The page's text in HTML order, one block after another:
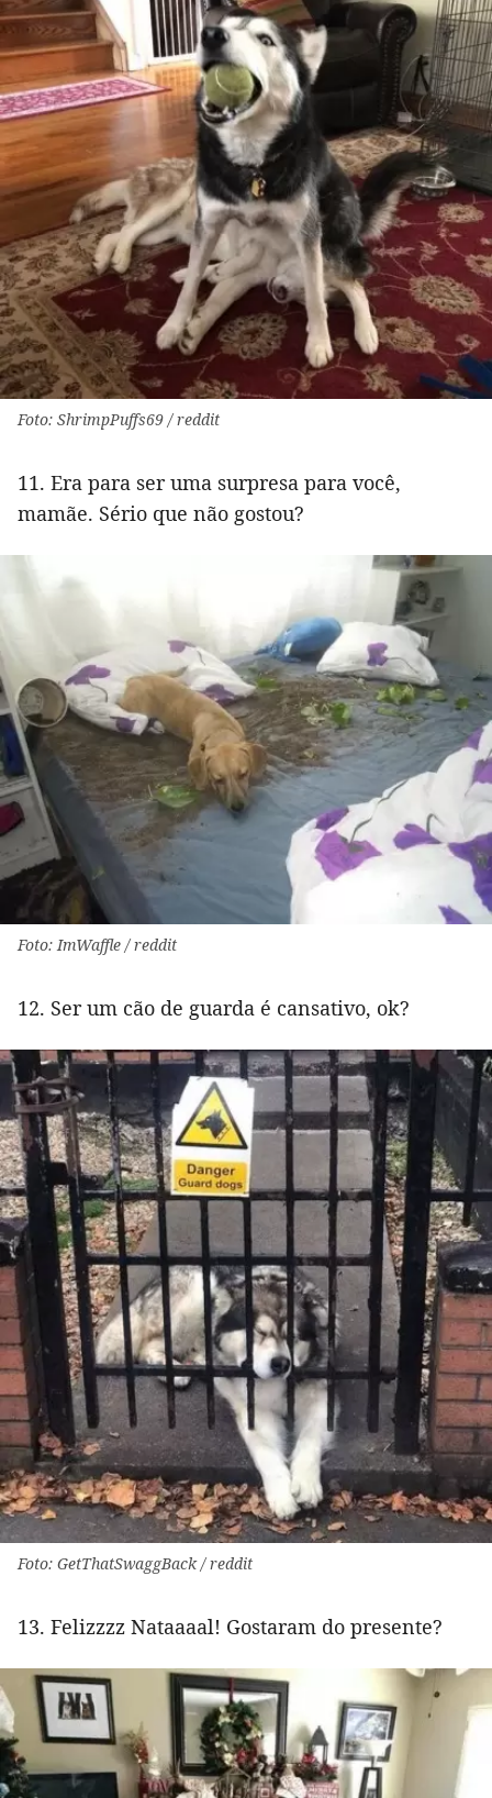
Foto: ShrimpPuffs69 / reddit
11. Era para ser uma surpresa para você,
mamãe. Sério que não gostou?
Foto: ImWaffle / reddit
12. Ser um cão de guarda é cansativo, ok?
Foto: GetThatSwaggBack / reddit
13. Felizzzz Nataaaal! Gostaram do presente?